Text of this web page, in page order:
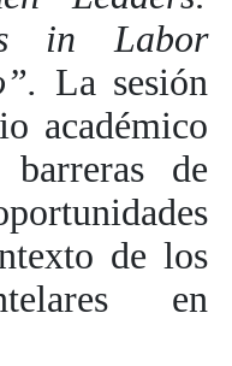
in Labor
La sesión
académico
de
de los
en